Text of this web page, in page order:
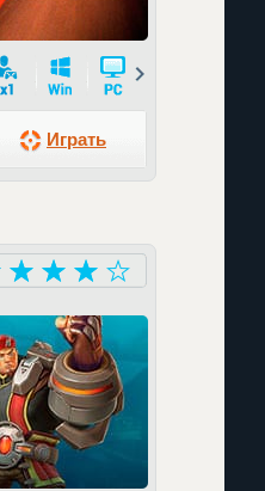
Играть